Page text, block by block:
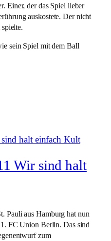
Einer, der das Spiel lieber
auskostete. Der nicht
sein Spiel mit dem Ball
Wir sind halt
Pauli aus Hamburg hat nun
FC Union Berlin. Das sind
zum